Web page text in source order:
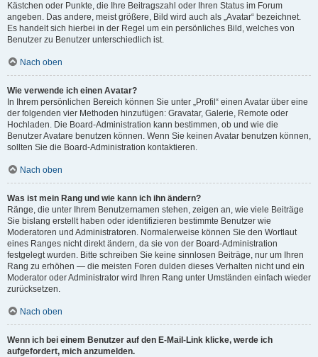
Kästchen oder Punkte, die Ihre Beitragszahl oder Ihren Status im Forum
angeben. Das andere, meist größere, Bild wird auch als „Avatar“ bezeichnet.
Es handelt sich hierbei in der Regel um ein persönliches Bild, welches von
Benutzer zu Benutzer unterschiedlich ist.
Nach oben
Wie verwende ich einen Avatar?
In Ihrem persönlichen Bereich können Sie unter „Profil“ einen Avatar über eine
der folgenden vier Methoden hinzufügen: Gravatar, Galerie, Remote oder
Hochladen. Die Board-Administration kann bestimmen, ob und wie die
Benutzer Avatare benutzen können. Wenn Sie keinen Avatar benutzen können,
sollten Sie die Board-Administration kontaktieren.
Nach oben
Was ist mein Rang und wie kann ich ihn ändern?
Ränge, die unter Ihrem Benutzernamen stehen, zeigen an, wie viele Beiträge
Sie bislang erstellt haben oder identifizieren bestimmte Benutzer wie
Moderatoren und Administratoren. Normalerweise können Sie den Wortlaut
eines Ranges nicht direkt ändern, da sie von der Board-Administration
festgelegt wurden. Bitte schreiben Sie keine sinnlosen Beiträge, nur um Ihren
Rang zu erhöhen — die meisten Foren dulden dieses Verhalten nicht und ein
Moderator oder Administrator wird Ihren Rang unter Umständen einfach wieder
zurücksetzen.
Nach oben
Wenn ich bei einem Benutzer auf den E-Mail-Link klicke, werde ich
aufgefordert, mich anzumelden.